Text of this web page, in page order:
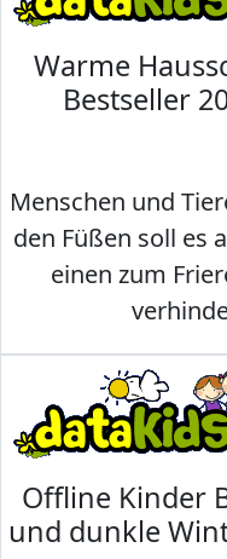
Warme
Bestseller
Menschen und
den Füßen soll es
einen zum
Offline Kinder
und dunkle